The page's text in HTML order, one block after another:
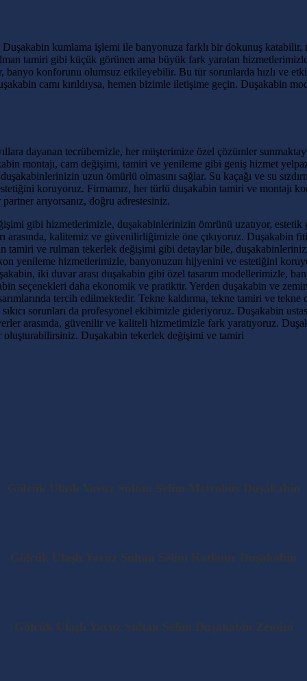
kumlama işlemi ile banyonuza farklı bir dokunuş
tamiri gibi küçük görünen ama büyük fark yaratan
banyo konforunu olumsuz etkileyebilir. Bu tür sorunlarda hızlı ve
camı kırıldıysa, hemen bizimle iletişime geçin. Duşakabin
dayanan tecrübemizle, her müşterimize özel çözümler
montajı, cam değişimi, tamiri ve yenileme gibi geniş hizmet
uzun ömürlü olmasını sağlar. Su kaçağı ve su
koruyoruz. Firmamız, her türlü duşakabin tamiri ve montajı
arıyorsanız, doğru adrestesiniz.
gibi hizmetlerimizle, duşakabinlerinizin ömrünü uzatıyor, estetik
kalitemiz ve güvenilirliğimizle öne çıkıyoruz. Duşakabin
tamiri ve rulman tekerlek değişimi gibi detaylar bile,
yenileme hizmetlerimizle, banyonuzun hijyenini ve estetiğini
iki duvar arası duşakabin gibi özel tasarım modellerimizle,
seçenekleri daha ekonomik ve pratiktir. Yerden duşakabin ve
tercih edilmektedir. Tekne kaldırma, tekne tamiri ve
sorunları da profesyonel ekibimizle gideriyoruz. Duşakabin
arasında, güvenilir ve kaliteli hizmetimizle fark yaratıyoruz.
oluşturabilirsiniz. Duşakabin tekerlek değişimi ve tamiri
Gölcük Ulaşlı Yavuz Sultan Selim Metrobüs Duşakabin
Gölcük Ulaşlı Yavuz Sultan Selim Katlanır Duşakabin
Gölcük Ulaşlı Yavuz Sultan Selim Duşakabin Zemini